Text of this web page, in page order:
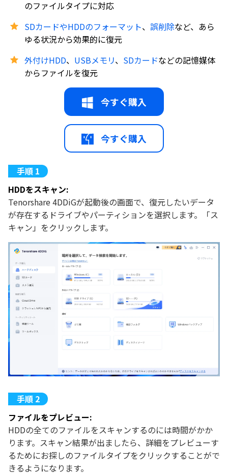
のファイルタイプに対応
SDカードやHDDのフォーマット、 誤削除など、あら
ゆる状況から効果的に復元
外付けHDD、 USBメモリ、 SDカードなどの記憶媒体
からファイルを復元
今すぐ購入
今すぐ購入
HDDをスキャン:
Tenorshare 4DDiGが起動後の画面で、復元したいデータ
が存在するドライブやパーティションを選択します。「ス
キャン」をクリックします。
ファイルをプレビュー:
HDDの全てのファイルをスキャンするのには時間がかか
ります。スキャン結果が出ましたら、詳細をプレビューす
るためにお探しのファイルタイプをクリックすることがで
きるようになります。